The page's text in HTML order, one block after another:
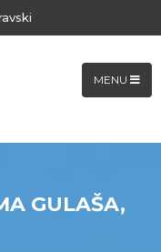
MENU
GULAŠA,